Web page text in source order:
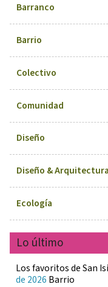
Barranco
Barrio
Colectivo
Comunidad
Diseño
Diseño & Arquitectura
Ecología
Lo último
Los favoritos de San
de 2026 Barrio